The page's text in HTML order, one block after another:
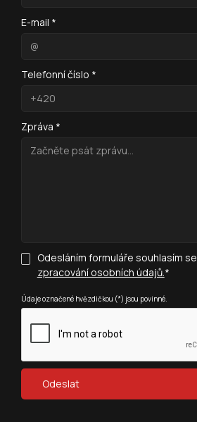
E-mail *
Telefonní číslo *
Zpráva *
Odesláním formuláře souhlasím se
zpracování osobních údajů. *
Údaje označené hvězdičkou (*) jsou povinné.